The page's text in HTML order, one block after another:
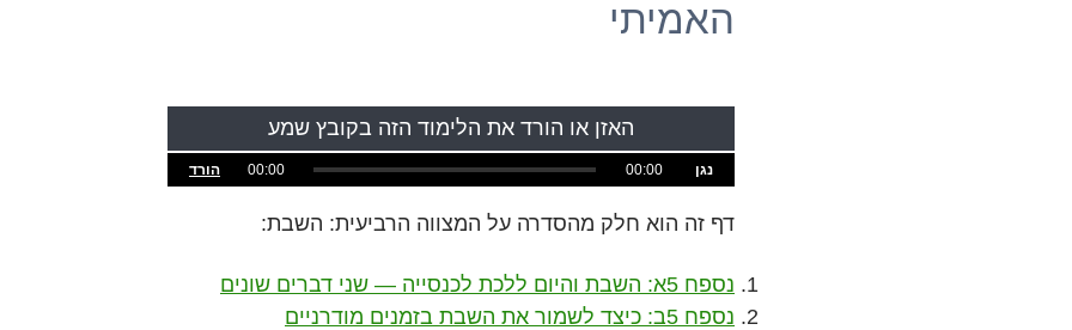
האמיתי
האזן או הורד את הלימוד הזה בקובץ שמע
נגן 00:00
00:00 הורד
דף זה הוא חלק מהסדרה על המצווה הרביעית: השבת:
נספח 5א: השבת והיום ללכת לכנסייה — שני דברים שונים
נספח 5ב: כיצד לשמור את השבת בזמנים מודרניים